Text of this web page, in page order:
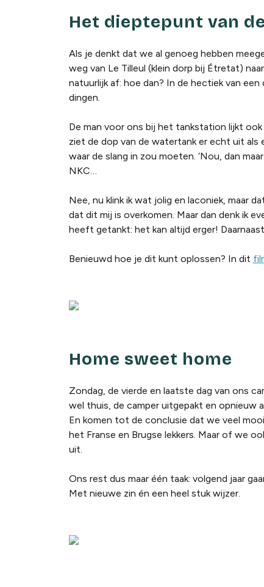
Het dieptepunt van
Als je denkt dat we al genoeg hebben
weg van Le Tilleul (klein dorp bij Étretat)
natuurlijk af: hoe dan? In de hectiek van
dingen.
De man voor ons bij het tankstation lijkt
ziet de dop van de watertank er echt uit als
waar de slang in zou moeten. ‘Nou, dan
NKC…
Nee, nu klink ik wat jolig en laconiek, maar
dat dit mij is overkomen. Maar dan denk ik
heeft getankt: het kan altijd erger!
Benieuwd hoe je dit kunt oplossen? In dit
Home sweet home
Zondag, de vierde en laatste dag van ons
wel thuis, de camper uitgepakt en opnieuw
En komen tot de conclusie dat we veel
het Franse en Brugse lekkers. Maar of we
uit.
Ons rest dus maar één taak: volgend jaar
Met nieuwe zin én een heel stuk wijzer.